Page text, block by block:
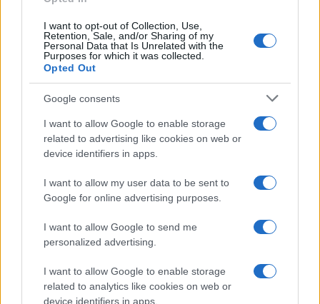
I want to opt-out of Collection, Use,
Retention, Sale, and/or Sharing of my
Personal Data that Is Unrelated with the
Purposes for which it was collected.
Opted Out
Google consents
I want to allow Google to enable storage
related to advertising like cookies on web or
device identifiers in apps.
I want to allow my user data to be sent to
Google for online advertising purposes.
I want to allow Google to send me
personalized advertising.
I want to allow Google to enable storage
related to analytics like cookies on web or
device identifiers in apps.
Se l’Intelligenza Artificiale sovrana è la trappola,
qual è la via d’uscita? Questo sarà l’argomento del
prossimo post, che esplorerà i modelli linguistici
piccoli e l’inferenza periferica come il vero percorso
verso la sovranità digitale.
Edoardo Marchesi
Edoardo Marchesi, voce delle notizie di
Palermo, ricorda la notte in cui seguì il corteo
nomi: da allora predilige verifiche sul campo.
In redazione guida l’agenda delle emergenze
mappe della città.